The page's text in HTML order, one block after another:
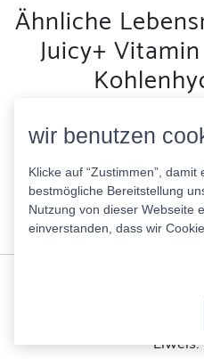
Ähnliche
Juicy+
Paulaner
Fett:
Eiweis:
KH:
Zucker:
Eiweis:
wir benutzen
Klicke auf “Zustimmen”,
bestmögliche Bereitstellung
Nutzung von dieser Webseite
einverstanden, dass wir